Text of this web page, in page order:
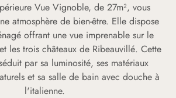
Vue Vignoble, de 27m², vous
atmosphère de bien-être. Elle dispose
offrant une vue imprenable sur le
les trois châteaux de Ribeauvillé. Cette
par sa luminosité, ses matériaux
et sa salle de bain avec douche à
l'italienne.